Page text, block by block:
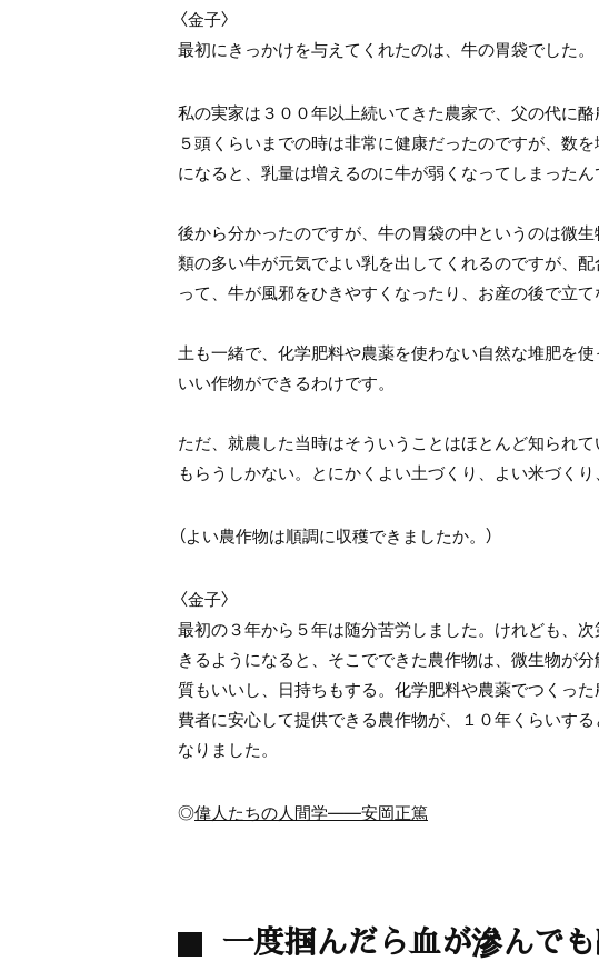
〈金子〉
最初にきっかけを与えてくれたのは、牛の胃袋でした。
私の実家は３００年以上続いてきた農家で、父の代に
５頭くらいまでの時は非常に健康だったのですが、数
になると、乳量は増えるのに牛が弱くなってしまったん
後から分かったのですが、牛の胃袋の中というのは微
類の多い牛が元気でよい乳を出してくれるのですが、
って、牛が風邪をひきやすくなったり、お産の後で立
土も一緒で、化学肥料や農薬を使わない自然な堆肥を
いい作物ができるわけです。
ただ、就農した当時はそういうことはほとんど知られ
もらうしかない。とにかくよい土づくり、よい米づく
（よい農作物は順調に収穫できましたか。）
〈金子〉
最初の３年から５年は随分苦労しました。けれども、
きるようになると、そこでできた農作物は、微生物が
質もいいし、日持ちもする。化学肥料や農薬でつくっ
費者に安心して提供できる農作物が、１０年くらいす
なりました。
◎偉人たちの人間学——安岡正篤
一度掴んだら血が滲んで